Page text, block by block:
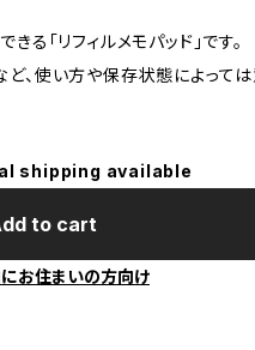
「リフィルメモパッド」です。
、使い方や保存状態によって
shipping available
to cart
お住まいの方向け